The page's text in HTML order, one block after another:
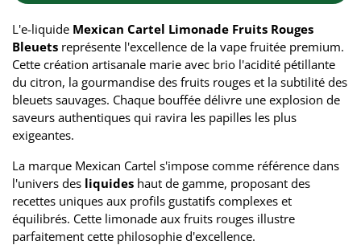
L'e-liquide Mexican Cartel Limonade Fruits Rouges
Bleuets représente l'excellence de la vape fruitée premium.
Cette création artisanale marie avec brio l'acidité pétillante
du citron, la gourmandise des fruits rouges et la subtilité des
bleuets sauvages. Chaque bouffée délivre une explosion de
saveurs authentiques qui ravira les papilles les plus
exigeantes.
La marque Mexican Cartel s'impose comme référence dans
l'univers des liquides haut de gamme, proposant des
recettes uniques aux profils gustatifs complexes et
équilibrés. Cette limonade aux fruits rouges illustre
parfaitement cette philosophie d'excellence.